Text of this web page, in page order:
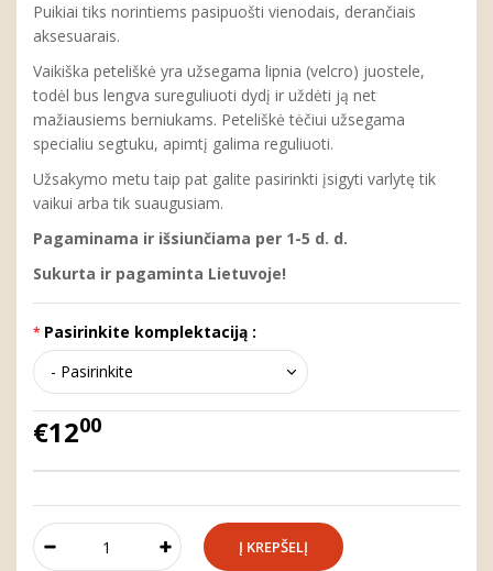
Puikiai tiks norintiems pasipuošti vienodais, derančiais
aksesuarais.
Vaikiška peteliškė yra užsegama lipnia (velcro) juostele,
todėl bus lengva sureguliuoti dydį ir uždėti ją net
mažiausiems berniukams. Peteliškė tėčiui užsegama
specialiu segtuku, apimtį galima reguliuoti.
Užsakymo metu taip pat galite pasirinkti įsigyti varlytę tik
vaikui arba tik suaugusiam.
Pagaminama ir išsiunčiama per 1-5 d. d.
Sukurta ir pagaminta Lietuvoje!
Pasirinkite komplektaciją :
€1200